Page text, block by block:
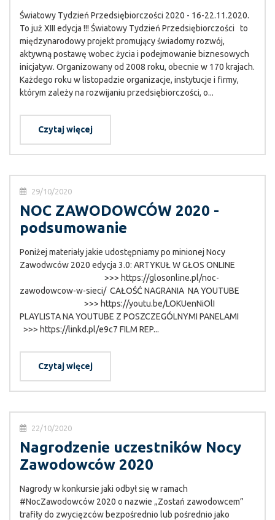
Światowy Tydzień Przedsiębiorczości 2020 - 16-22.11.2020.
To już XIII edycja !!! Światowy Tydzień Przedsiębiorczości to
międzynarodowy projekt promujący świadomy rozwój,
aktywną postawę wobec życia i podejmowanie biznesowych
inicjatyw. Organizowany od 2008 roku, obecnie w 170 krajach.
Każdego roku w listopadzie organizacje, instytucje i firmy,
którym zależy na rozwijaniu przedsiębiorczości, o...
Czytaj więcej
29/10/2020
NOC ZAWODOWCÓW 2020 -
podsumowanie
Poniżej materiały jakie udostępniamy po minionej Nocy
Zawodwców 2020 edycja 3.0: ARTYKUŁ W GŁOS ONLINE
>>> https://glosonline.pl/noc-
zawodowcow-w-sieci/ CAŁOŚĆ NAGRANIA NA YOUTUBE
>>> https://youtu.be/LOKUenNiOlI
PLAYLISTA NA YOUTUBE Z POSZCZEGÓLNYMI PANELAMI
>>> https://linkd.pl/e9c7 FILM REP...
Czytaj więcej
22/10/2020
Nagrodzenie uczestników Nocy
Zawodowców 2020
Nagrody w konkursie jaki odbył się w ramach
#NocZawodowców 2020 o nazwie „Zostań zawodowcem”
trafiły do zwycięzców bezpośrednio lub pośrednio jako